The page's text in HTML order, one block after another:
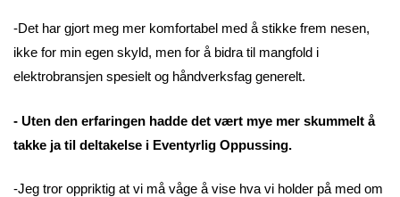
-Det har gjort meg mer komfortabel med å stikke frem nesen,
ikke for min egen skyld, men for å bidra til mangfold i
elektrobransjen spesielt og håndverksfag generelt.
- Uten den erfaringen hadde det vært mye mer skummelt å
takke ja til deltakelse i Eventyrlig Oppussing.
-Jeg tror oppriktig at vi må våge å vise hva vi holder på med om